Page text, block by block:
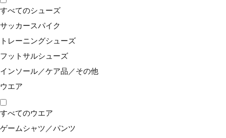
すべてのシューズ
サッカースパイク
トレーニングシューズ
フットサルシューズ
インソール／ケア品／その他
ウエア
すべてのウエア
ゲームシャツ／パンツ
タイプ (ラケットス
ポーツ)
￥495
63JYA604
スポーツから探す バドミントン